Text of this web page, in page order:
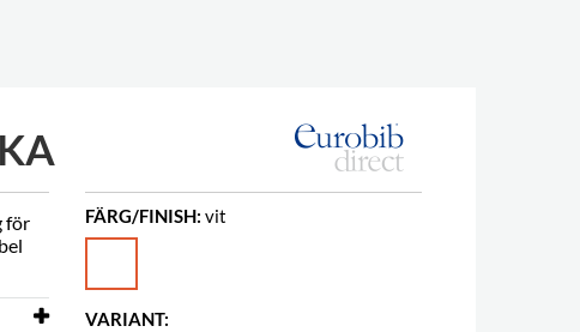
för
FÄRG/FINISH: vit
VARIANT: